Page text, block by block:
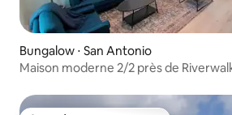
Bungalow ⋅ San Antonio
Maison moderne 2/2 près de